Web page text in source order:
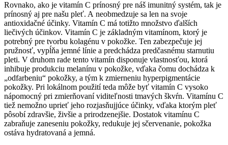
Rovnako, ako je vitamín C prínosný pre náš imunitný systém, tak je
prínosný aj pre našu pleť. A neobmedzuje sa len na svoje
antioxidačné účinky. Vitamín C má totižto množstvo ďalších
liečivých účinkov. Vitamín C je základným vitamínom, ktorý je
potrebný pre tvorbu kolagénu v pokožke. Ten zabezpečuje jej
pružnosť, vypĺňa jemné línie a predchádza predčasnému starnutiu
pleti. V druhom rade tento vitamín disponuje vlastnosťou, ktorá
inhibuje produkciu melanínu v pokožke, vďaka čomu dochádza k
„odfarbeniu“ pokožky, a tým k zmierneniu hyperpigmentácie
pokožky. Pri lokálnom použití teda môže byť vitamín C vysoko
nápomocný pri zmierňovaní viditeľnosti tmavých škvŕn. Vitamínu C
tiež nemožno uprieť jeho rozjasňujjúce účinky, vďaka ktorým pleť
pôsobí zdravšie, živšie a prirodzenejšie. Dostatok vitamínu C
zabraňuje zaneseniu pokožky, redukuje jej sčervenanie, pokožka
ostáva hydratovaná a jemná.